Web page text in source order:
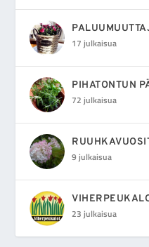
17 julkaisua
PIHATONTUN
72 julkaisua
9 julkaisua
23 julkaisua